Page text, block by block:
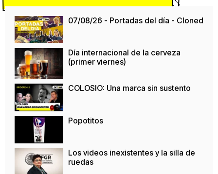
07/08/26 - Portadas del día - Cloned
Día internacional de la cerveza
(primer viernes)
COLOSIO: Una marca sin sustento
Popotitos
Los videos inexistentes y la silla de
ruedas